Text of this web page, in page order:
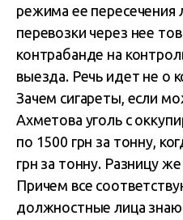
режима ее
перевозки через нее
контрабанде на
выезда. Речь идет не о
Зачем сигареты, если
Ахметова уголь с
по 1500 грн за тонну,
грн за тонну. Разницу
Причем все
должностные лица